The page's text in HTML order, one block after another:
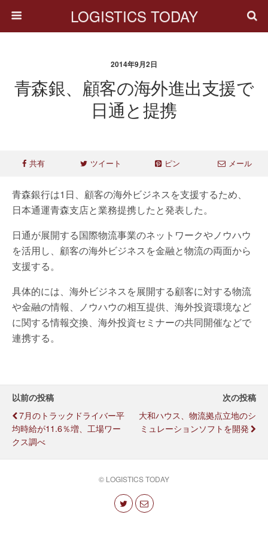
LOGISTICS TODAY
2014年9月2日
青森銀、顧客の海外進出支援で
日通と提携
共有 ツイート ピン メール
青森銀行は1日、顧客の海外ビジネスを支援するため、
日本通運青森支店と業務提携したと発表した。
日通が展開する国際物流事業のネットワークやノウハウ
を活用し、顧客の海外ビジネスを金融と物流の両面から
支援する。
具体的には、海外ビジネスを展開する顧客に対する物流
や金融の情報、ノウハウの相互提供、海外投資環境など
に関する情報交換、海外投資セミナーの共同開催などで
連携する。
以前の投稿
7月のトラックドライバー平
均時給が11.6％増、工場ワー
クス調べ
次の投稿
大和ハウス、物流拠点立地のシ
ミュレーションソフトを開発
© LOGISTICS TODAY